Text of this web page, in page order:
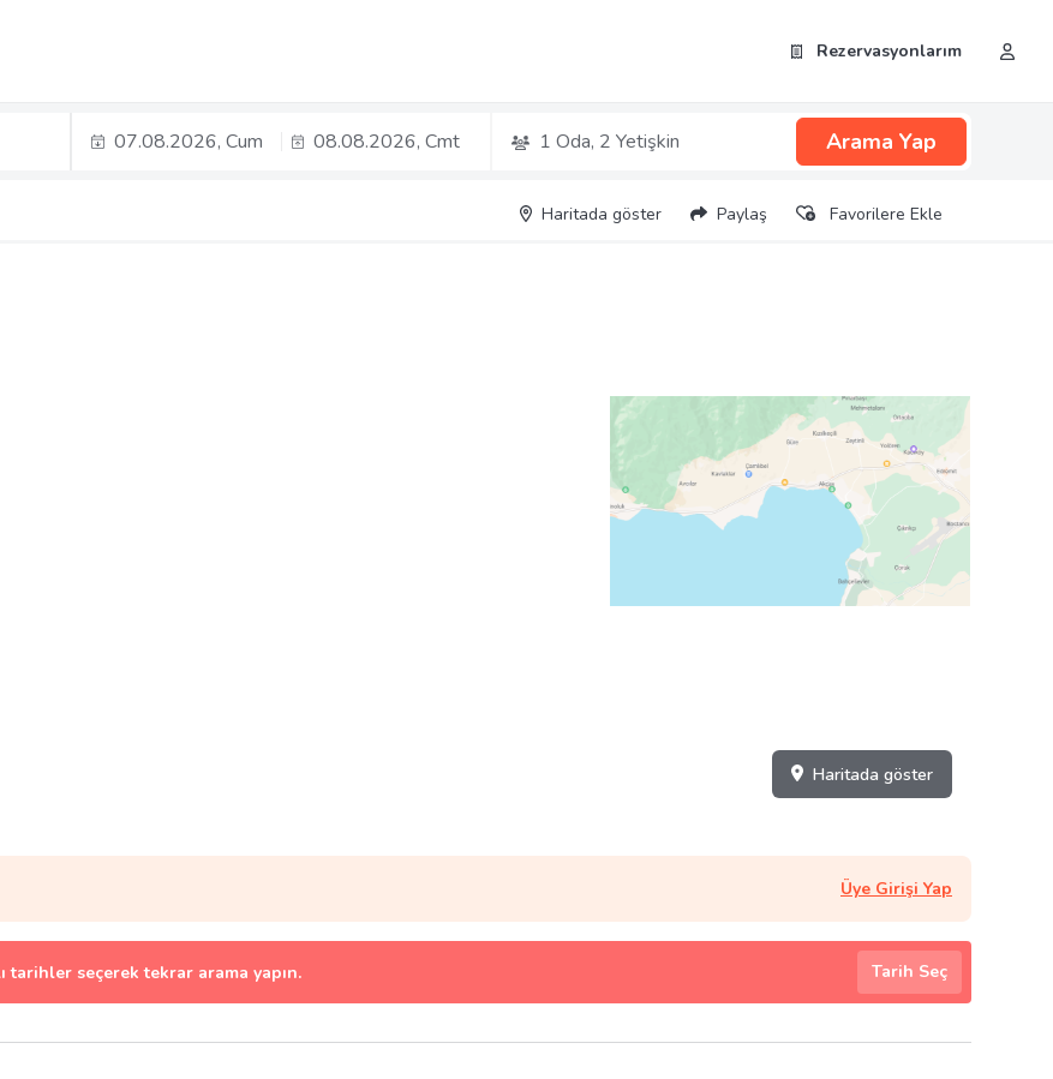
Rezervasyonlarım
07.08.2026, Cum 08.08.2026, Cmt 1 Oda, 2 Yetişkin Arama Yap
Haritada göster Paylaş Favorilere Ekle
Haritada göster
Üye Girişi Yap
seçerek tekrar arama yapın. Tarih Seç